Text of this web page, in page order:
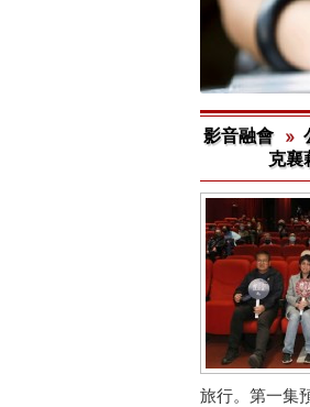
影音融會
克襄
旅行。第一集